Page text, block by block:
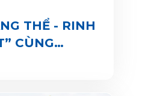
THỂ - RINH
CÙNG